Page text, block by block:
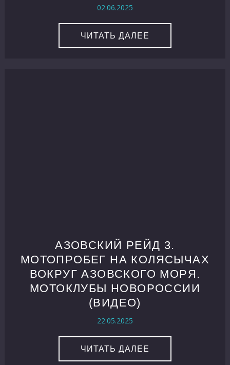
02.06.2025
ЧИТАТЬ ДАЛЕЕ
АЗОВСКИЙ РЕЙД 3.
МОТОПРОБЕГ НА КОЛЯСЫЧАХ
ВОКРУГ АЗОВСКОГО МОРЯ.
МОТОКЛУБЫ НОВОРОССИИ
(ВИДЕО)
22.05.2025
ЧИТАТЬ ДАЛЕЕ